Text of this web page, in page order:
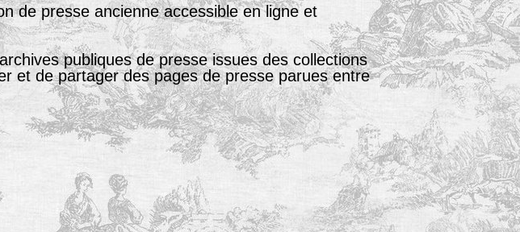
de presse ancienne accessible en ligne et
publiques de presse issues des collections
et de partager des pages de presse parues entre